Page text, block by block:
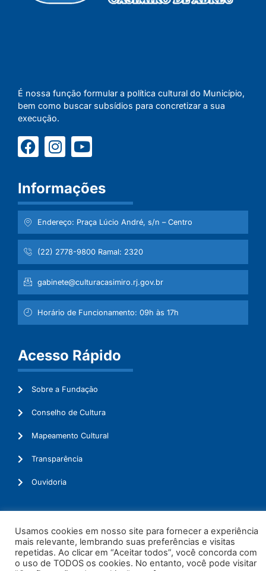
É nossa função formular a política cultural do Município,
bem como buscar subsídios para concretizar a sua
execução.
Informações
Endereço: Praça Lúcio André, s/n – Centro
(22) 2778-9800 Ramal: 2320
gabinete@culturacasimiro.rj.gov.br
Horário de Funcionamento: 09h às 17h
Acesso Rápido
Sobre a Fundação
Conselho de Cultura
Mapeamento Cultural
Transparência
Ouvidoria
© 2026. Todos os Direitos Reservados.
Usamos cookies em nosso site para fornecer a experiência
mais relevante, lembrando suas preferências e visitas
repetidas. Ao clicar em “Aceitar todos”, você concorda com
o uso de TODOS os cookies. No entanto, você pode visitar